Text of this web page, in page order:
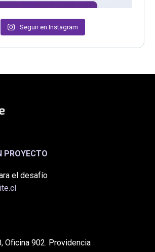
Seguir en Instagram
PROYECTO
el desafío
Oficina 902. Providencia